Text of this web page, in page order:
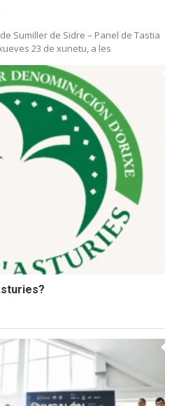
Sumiller de Sidre – Panel de Tastia
23 de xunetu, a les